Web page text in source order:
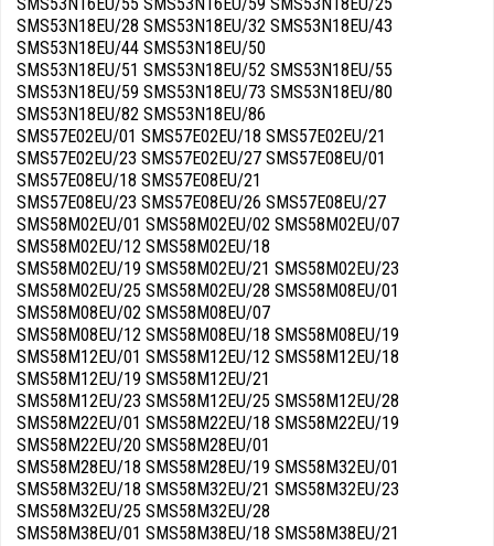
SMS53N18EU/28 SMS53N18EU/32 SMS53N18EU/43
SMS53N18EU/44 SMS53N18EU/50
SMS53N18EU/51 SMS53N18EU/52 SMS53N18EU/55
SMS53N18EU/59 SMS53N18EU/73 SMS53N18EU/80
SMS53N18EU/82 SMS53N18EU/86
SMS57E02EU/01 SMS57E02EU/18 SMS57E02EU/21
SMS57E02EU/23 SMS57E02EU/27 SMS57E08EU/01
SMS57E08EU/18 SMS57E08EU/21
SMS57E08EU/23 SMS57E08EU/26 SMS57E08EU/27
SMS58M02EU/01 SMS58M02EU/02 SMS58M02EU/07
SMS58M02EU/12 SMS58M02EU/18
SMS58M02EU/19 SMS58M02EU/21 SMS58M02EU/23
SMS58M02EU/25 SMS58M02EU/28 SMS58M08EU/01
SMS58M08EU/02 SMS58M08EU/07
SMS58M08EU/12 SMS58M08EU/18 SMS58M08EU/19
SMS58M12EU/01 SMS58M12EU/12 SMS58M12EU/18
SMS58M12EU/19 SMS58M12EU/21
SMS58M12EU/23 SMS58M12EU/25 SMS58M12EU/28
SMS58M22EU/01 SMS58M22EU/18 SMS58M22EU/19
SMS58M22EU/20 SMS58M28EU/01
SMS58M28EU/18 SMS58M28EU/19 SMS58M32EU/01
SMS58M32EU/18 SMS58M32EU/21 SMS58M32EU/23
SMS58M32EU/25 SMS58M32EU/28
SMS58M38EU/01 SMS58M38EU/18 SMS58M38EU/21